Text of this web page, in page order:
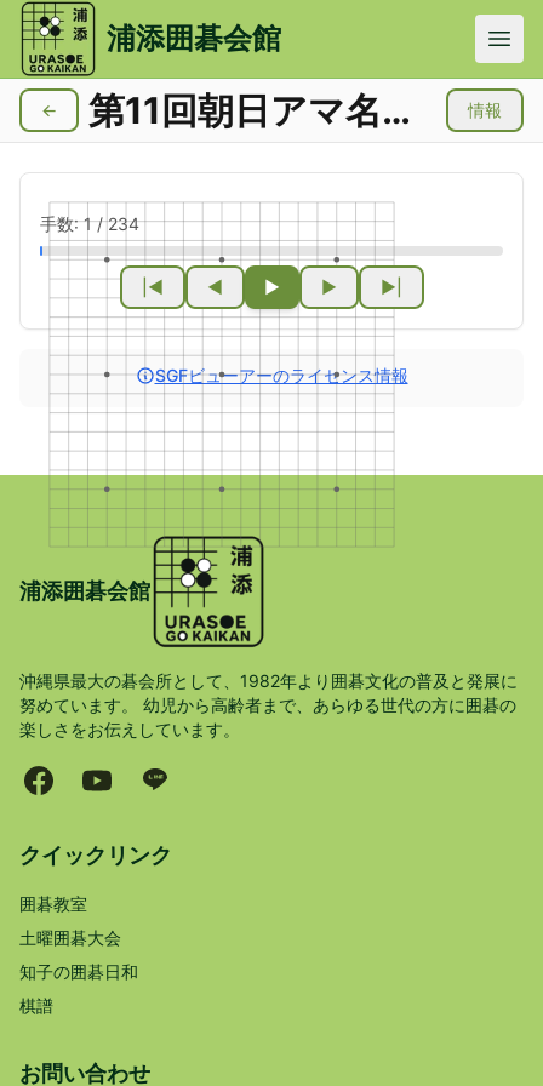
メインコンテンツにスキップ
浦添囲碁会館
← 第11回朝日アマ名人戦 情報
手数:1/234
|◀ ◀ ▶ ▶ ▶|
SGFビューアーのライセンス情報
浦添囲碁会館
沖縄県最大の碁会所として、1982年より囲碁文化の普及と発展に
努めています。 幼児から高齢者まで、あらゆる世代の方に囲碁の
楽しさをお伝えしています。
クイックリンク
囲碁教室
土曜囲碁大会
知子の囲碁日和
棋譜
お問い合わせ